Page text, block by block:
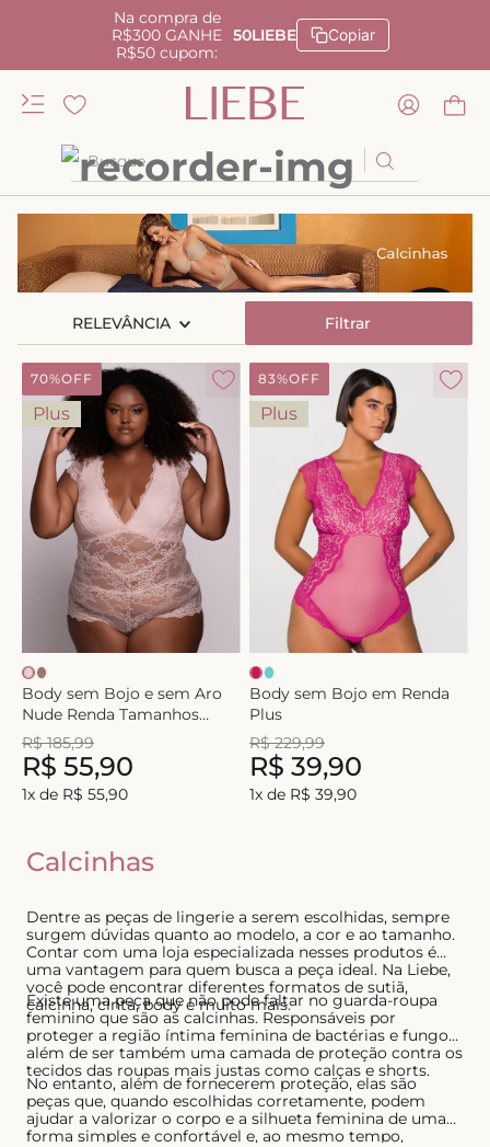
Na compra de
R$300 GANHE
R$50 cupom:
50LIEBE Copiar
Busque
RELEVÂNCIA Filtrar
70%OFF
Plus
Body sem Bojo e sem Aro
Nude Renda Tamanhos
Maiores
R$ 185,99
R$ 55,90
1x de R$ 55,90
83%OFF
Plus
Body sem Bojo em Renda
Plus
R$ 229,99
R$ 39,90
1x de R$ 39,90
Calcinhas
Dentre as peças de lingerie a serem escolhidas, sempre
surgem dúvidas quanto ao modelo, a cor e ao tamanho.
Contar com uma loja especializada nesses produtos é
uma vantagem para quem busca a peça ideal. Na Liebe,
você pode encontrar diferentes formatos de sutiã,
calcinha, cinta, body e muito mais.
Existe uma peça que não pode faltar no guarda-roupa
feminino que são as calcinhas. Responsáveis por
proteger a região íntima feminina de bactérias e fungos,
além de ser também uma camada de proteção contra os
tecidos das roupas mais justas como calças e shorts.
No entanto, além de fornecerem proteção, elas são
peças que, quando escolhidas corretamente, podem
ajudar a valorizar o corpo e a silhueta feminina de uma
forma simples e confortável e, ao mesmo tempo,
TERMOS MAIS BUSCADOS
kiss me
camisola
calcinha renda
anatomic
calcinha alta
triangulo
short doll
biquini
calcinha